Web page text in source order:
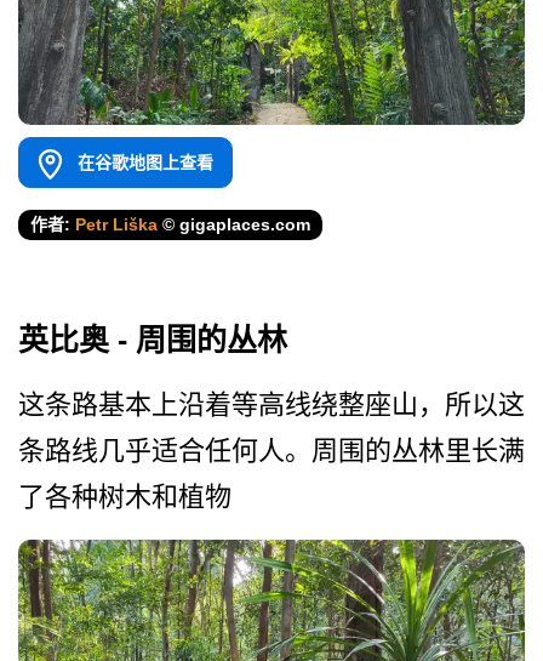
在谷歌地图上查看
作者: Petr Liška © gigaplaces.com
英比奥 - 周围的丛林
这条路基本上沿着等高线绕整­座山，所以这
条路线几乎适合任何人。周围的丛林里长­满
了各种树木和植物